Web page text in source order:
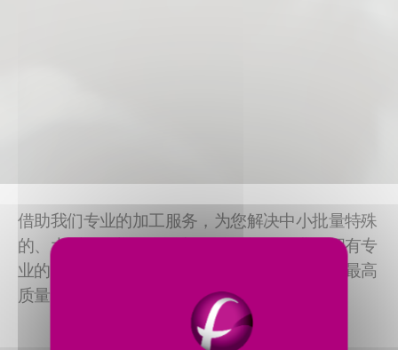
借助我们专业的加工服务，为您解决中小批量特殊
的、大型的、样品工件加工难的问题。我们拥有专
业的团队与高精设备，能确保您所需要工件的最高
质量和精度，为您的生产保驾护航。